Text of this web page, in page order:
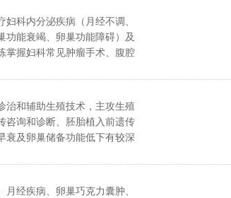
妇科内分泌疾病（月经不调、
功能衰竭、卵巢功能障碍）及
掌握妇科常见肿瘤手术、腹腔
合并肝炎、妊娠合并肺结
术等妇产科疾病诊治。
治和辅助生殖技术，主攻生殖
咨询和诊断、胚胎植入前遗传
衰及卵巢储备功能低下有较深
月经疾病、卵巢巧克力囊肿、